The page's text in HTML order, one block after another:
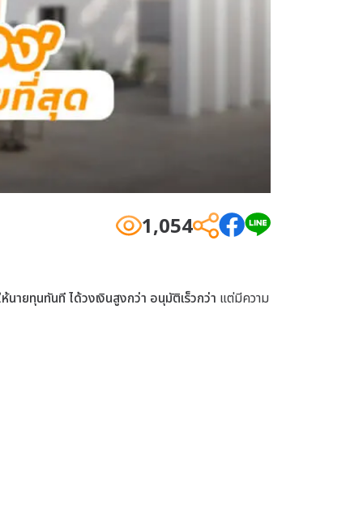
1,054
นายทุนทันที ได้วงเงินสูงกว่า อนุมัติเร็วกว่า แต่มีความ